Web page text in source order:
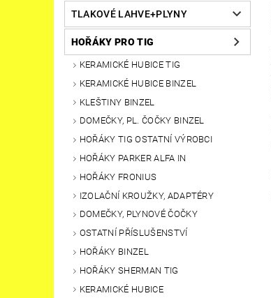
TLAKOVÉ LAHVE+PLYNY
HOŘÁKY PRO TIG
KERAMICKÉ HUBICE TIG
KERAMICKÉ HUBICE BINZEL
KLEŠTINY BINZEL
DOMEČKY, PL. ČOČKY BINZEL
HOŘÁKY TIG OSTATNÍ VÝROBCI
HOŘÁKY PARKER ALFA IN
HOŘÁKY FRONIUS
IZOLAČNÍ KROUŽKY, ADAPTÉRY
DOMEČKY, PLYNOVÉ ČOČKY
OSTATNÍ PŘÍSLUŠENSTVÍ
HOŘÁKY BINZEL
HOŘÁKY SHERMAN TIG
KERAMICKÉ HUBICE